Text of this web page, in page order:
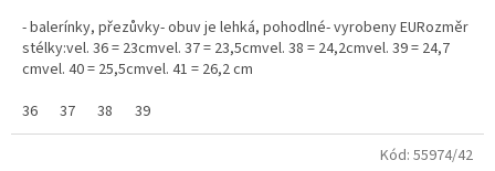
- balerínky, přezůvky- obuv je lehká, pohodlné- vyrobeny EURozměr
stélky:vel. 36 = 23cmvel. 37 = 23,5cmvel. 38 = 24,2cmvel. 39 = 24,7
cmvel. 40 = 25,5cmvel. 41 = 26,2 cm
36
37 38 39
Kód: 55974/42